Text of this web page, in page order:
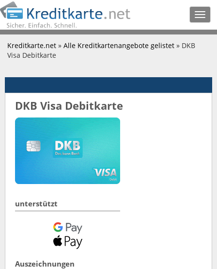
Kreditkarte.net » Alle Kreditkartenangebote gelistet » DKB
Visa Debitkarte
DKB Visa Debitkarte
unterstützt
Auszeichnungen